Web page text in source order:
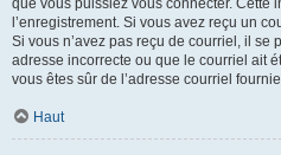
que vous puissiez vous connecter. Cette
l’enregistrement. Si vous avez reçu un
Si vous n’avez pas reçu de courriel, il se
adresse incorrecte ou que le courriel ait
vous êtes sûr de l’adresse courriel
Haut